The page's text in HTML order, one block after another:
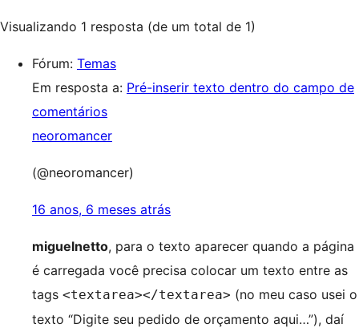
Visualizando 1 resposta (de um total de 1)
Fórum: Temas
Em resposta a: Pré-inserir texto dentro do campo de
comentários
neoromancer
(@neoromancer)
16 anos, 6 meses atrás
miguelnetto, para o texto aparecer quando a página
é carregada você precisa colocar um texto entre as
tags <textarea></textarea> (no meu caso usei o
texto “Digite seu pedido de orçamento aqui…”), daí